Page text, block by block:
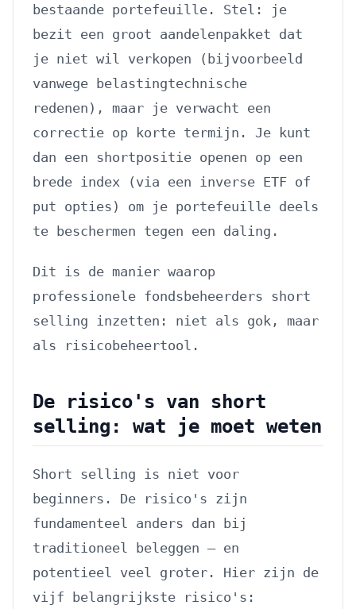
bestaande portefeuille. Stel: je
bezit een groot aandelenpakket dat
je niet wil verkopen (bijvoorbeeld
vanwege belastingtechnische
redenen), maar je verwacht een
correctie op korte termijn. Je kunt
dan een shortpositie openen op een
brede index (via een inverse ETF of
put opties) om je portefeuille deels
te beschermen tegen een daling.
Dit is de manier waarop
professionele fondsbeheerders short
selling inzetten: niet als gok, maar
als risicobeheertool.
De risico's van short
selling: wat je moet weten
Short selling is niet voor
beginners. De risico's zijn
fundamenteel anders dan bij
traditioneel beleggen — en
potentieel veel groter. Hier zijn de
vijf belangrijkste risico's: